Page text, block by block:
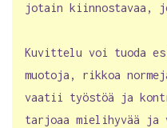
jotain kiinnostavaa,
Kuvittelu voi tuoda
muotoja, rikkoa
vaatii työstöä ja
tarjoaa mielihyvää